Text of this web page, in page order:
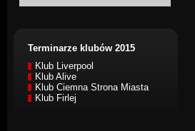
Terminarze klubów 2015
Klub Liverpool
Klub Alive
Klub Ciemna Strona Miasta
Klub Firlej